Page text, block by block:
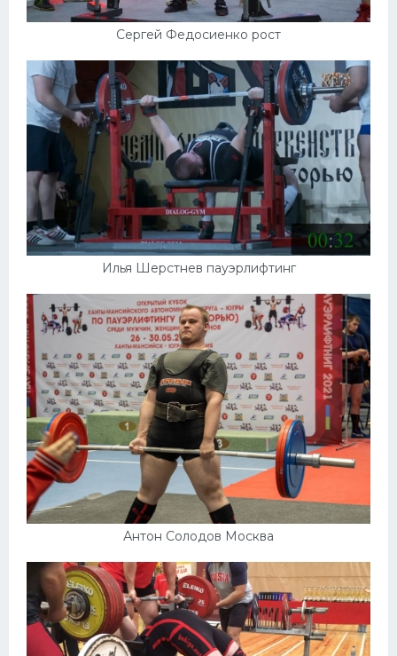
Сергей Федосиенко рост
Илья Шерстнев пауэрлифтинг
Антон Солодов Москва